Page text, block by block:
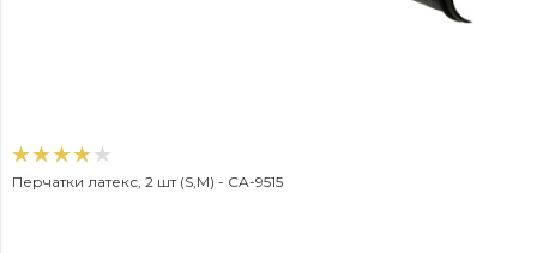
Перчатки латекс, 2 шт (S,M) - CA-9515